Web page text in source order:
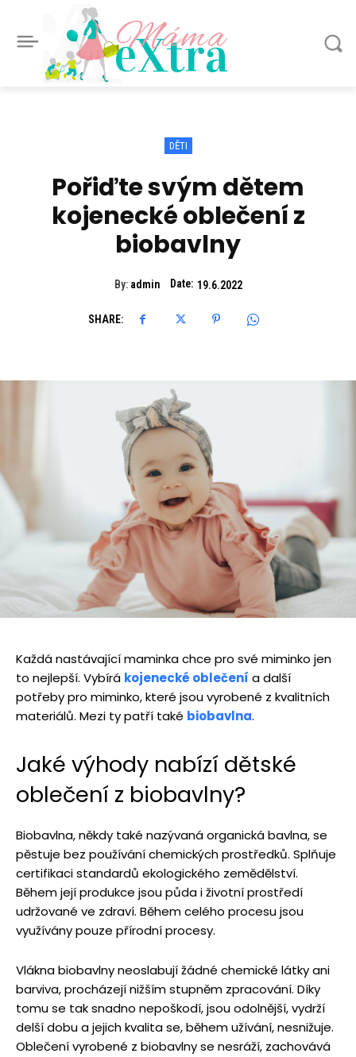
eXtra
Máma
DĚTI
Pořiďte svým dětem
kojenecké oblečení z
biobavlny
By: admin Date: 19.6.2022
SHARE:
Každá nastávající maminka chce pro své miminko jen
to nejlepší. Vybírá kojenecké oblečení a další
potřeby pro miminko, které jsou vyrobené z kvalitních
materiálů. Mezi ty patří také biobavlna.
Jaké výhody nabízí dětské
oblečení z biobavlny?
Biobavlna, někdy také nazývaná organická bavlna, se
pěstuje bez používání chemických prostředků. Splňuje
certifikaci standardů ekologického zemědělství.
Během její produkce jsou půda i životní prostředí
udržované ve zdraví. Během celého procesu jsou
využívány pouze přírodní procesy.
Vlákna biobavlny neoslabují žádné chemické látky ani
barviva, procházejí nižším stupněm zpracování. Díky
tomu se tak snadno nepoškodí, jsou odolnější, vydrží
delší dobu a jejich kvalita se, během užívání, nesnižuje.
Oblečení vyrobené z biobavlny se nesráží, zachovává